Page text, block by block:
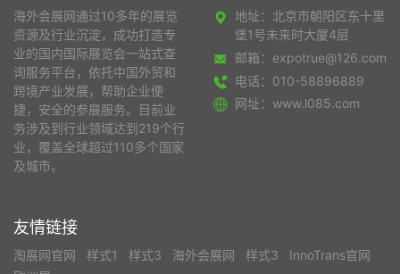
海外会展网通过10多年的展览
资源及行业沉淀，成功打造专
业的国内国际展览会一站式查
询服务平台，依托中国外贸和
跨境产业发展，帮助企业便
捷，安全的参展服务。目前业
务涉及到行业领域达到219个行
业，覆盖全球超过110多个国家
及城市。
地址：北京市朝阳区东十里
堡1号未来时大厦4层
邮箱：expotrue@126.com
电话：010-58896889
网址：www.l085.com
友情链接
淘展网官网 样式1 样式3 海外会展网 样式3
InnoTrans官网